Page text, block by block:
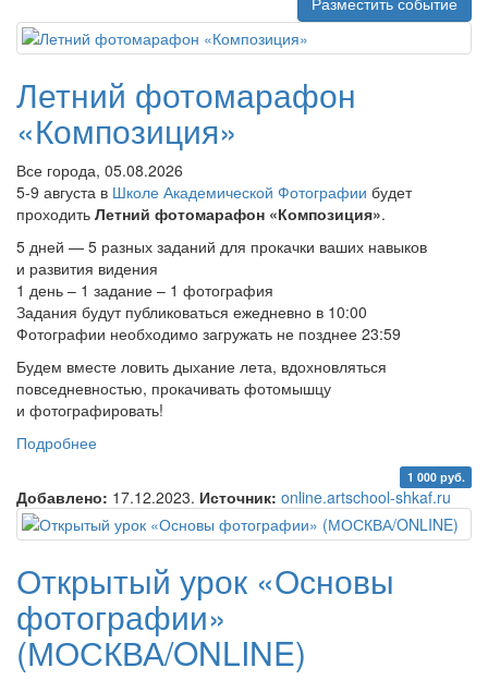
Летний фотомарафон
«Композиция»
Все города, 05.08.2026
5-9 августа в Школе Академической Фотографии будет
проходить Летний фотомарафон «Композиция».
5 дней — 5 разных заданий для прокачки ваших навыков
и развития видения
1 день – 1 задание – 1 фотография
Задания будут публиковаться ежедневно в 10:00
Фотографии необходимо загружать не позднее 23:59
Будем вместе ловить дыхание лета, вдохновляться
повседневностью, прокачивать фотомышцу
и фотографировать!
Подробнее
1 000 руб.
Добавлено: 17.12.2023. Источник: online.artschool-shkaf.ru
Открытый урок «Основы
фотографии»
(МОСКВА/ONLINE)